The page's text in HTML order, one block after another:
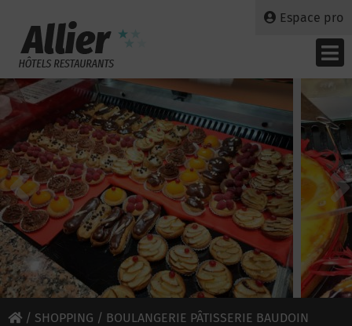
Espace pro
/ SHOPPING / BOULANGERIE PÂTISSERIE BAUDOIN